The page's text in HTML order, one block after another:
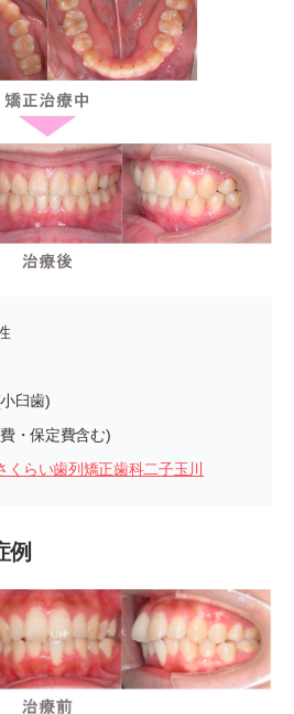
臼歯)
・保定費含む)
くらい歯列矯正歯科二子玉川
例